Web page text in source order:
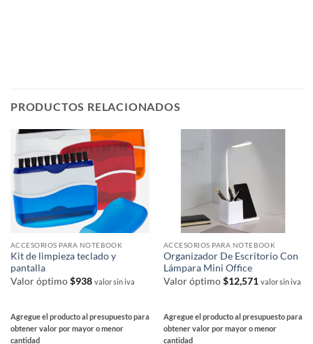
producto
producto
PRODUCTOS RELACIONADOS
ACCESORIOS PARA NOTEBOOK
Kit de limpieza teclado y
pantalla
Valor óptimo$938 valor sin iva
Agregue el producto al presupuesto para
obtener valor por mayor o menor
cantidad
ACCESORIOS PARA NOTEBOOK
Organizador De Escritorio Con
Lámpara Mini Office
Valor óptimo$12,571 valor sin iva
Agregue el producto al presupuesto para
obtener valor por mayor o menor
cantidad